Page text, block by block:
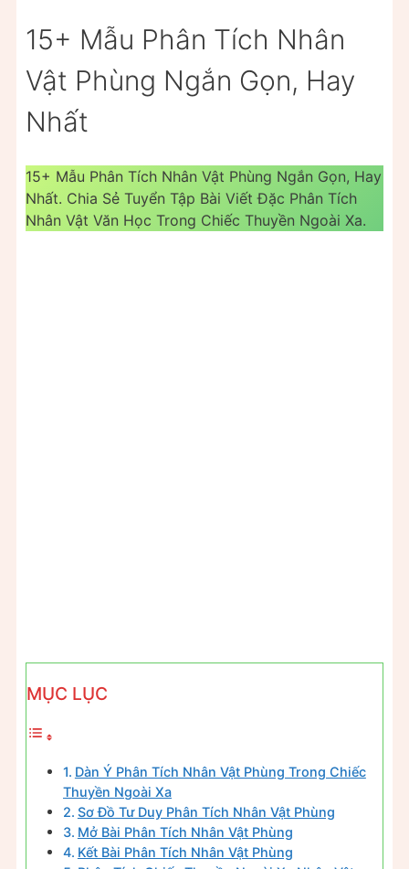
15+ Mẫu Phân Tích Nhân
Vật Phùng Ngắn Gọn, Hay
Nhất
15+ Mẫu Phân Tích Nhân Vật Phùng Ngắn Gọn, Hay
Nhất. Chia Sẻ Tuyển Tập Bài Viết Đặc Phân Tích
Nhân Vật Văn Học Trong Chiếc Thuyền Ngoài Xa.
MỤC LỤC
Dàn Ý Phân Tích Nhân Vật Phùng Trong Chiếc
Thuyền Ngoài Xa
Sơ Đồ Tư Duy Phân Tích Nhân Vật Phùng
Mở Bài Phân Tích Nhân Vật Phùng
Kết Bài Phân Tích Nhân Vật Phùng